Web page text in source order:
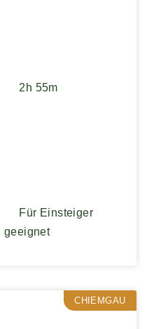
2h 55m
Für Einsteiger
geeignet
CHIEMGAU